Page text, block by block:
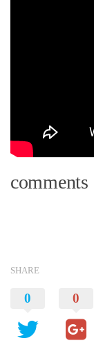
comments
SHARE
0 0